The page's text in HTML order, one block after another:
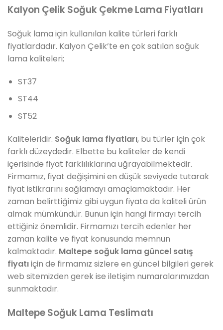
Kalyon Çelik Soğuk Çekme Lama Fiyatları
Soğuk lama için kullanılan kalite türleri farklı
fiyatlardadır. Kalyon Çelik’te en çok satılan soğuk
lama kaliteleri;
ST37
ST44
ST52
Kaliteleridir. Soğuk lama fiyatları, bu türler için çok
farklı düzeydedir. Elbette bu kaliteler de kendi
içerisinde fiyat farklılıklarına uğrayabilmektedir.
Firmamız, fiyat değişimini en düşük seviyede tutarak
fiyat istikrarını sağlamayı amaçlamaktadır. Her
zaman belirttiğimiz gibi uygun fiyata da kaliteli ürün
almak mümkündür. Bunun için hangi firmayı tercih
ettiğiniz önemlidir. Firmamızı tercih edenler her
zaman kalite ve fiyat konusunda memnun
kalmaktadır. Maltepe soğuk lama güncel satış
fiyatıiçin de firmamız sizlere en güncel bilgileri gerek
web sitemizden gerek ise iletişim numaralarımızdan
sunmaktadır.
Maltepe Soğuk Lama Teslimatı